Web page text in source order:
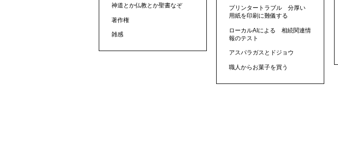
神道とか仏教とか聖書なぞ
著作権
雑感
プリンタートラブル 分厚い
用紙を印刷に難儀する
ローカルAIによる 相続関連情
報のテスト
アスパラガスとドジョウ
職人からお菓子を買う